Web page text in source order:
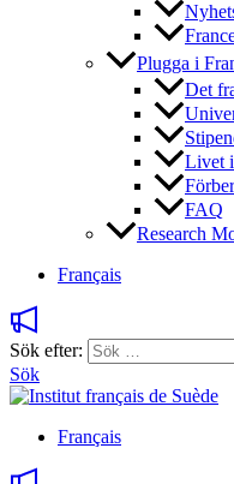
Plugga i
Det
Livet
FAQ
Research
Français
Sök efter:
Sök
Français